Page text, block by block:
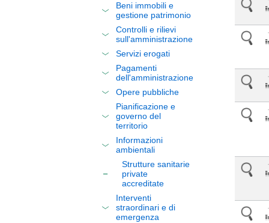
Beni immobili e
gestione patrimonio
Controlli e rilievi
sull'amministrazione
Servizi erogati
Pagamenti
dell'amministrazione
Opere pubbliche
Pianificazione e
governo del
territorio
Informazioni
ambientali
Strutture sanitarie
private
accreditate
Interventi
straordinari e di
emergenza